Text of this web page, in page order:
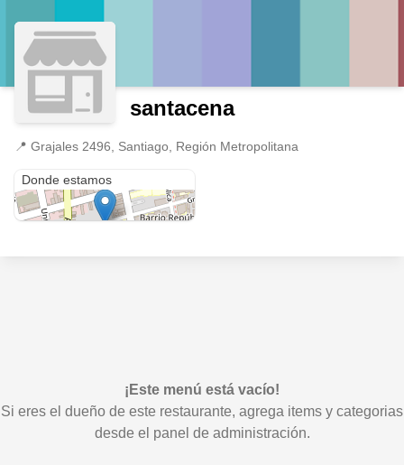
santacena
📍 Grajales 2496, Santiago, Región Metropolitana
Donde estamos
¡Este menú está vacío!
Si eres el dueño de este restaurante, agrega items y categorias
desde el panel de administración.